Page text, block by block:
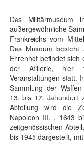
Das Militärmuseum
außergewöhnliche
Frankreichs vom
Das Museum besteht
Ehrenhof befindet sich
der Atillerie, hier
Veranstaltungen statt.
Sammlung der
13. bis 17. Jahundert
Abteilung wird die
Napoleon III. , 1643
zeitgenössischen
bis 1945 dargestellt,